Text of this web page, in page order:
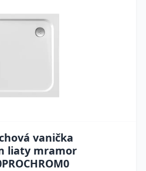
vanička
liaty mramor